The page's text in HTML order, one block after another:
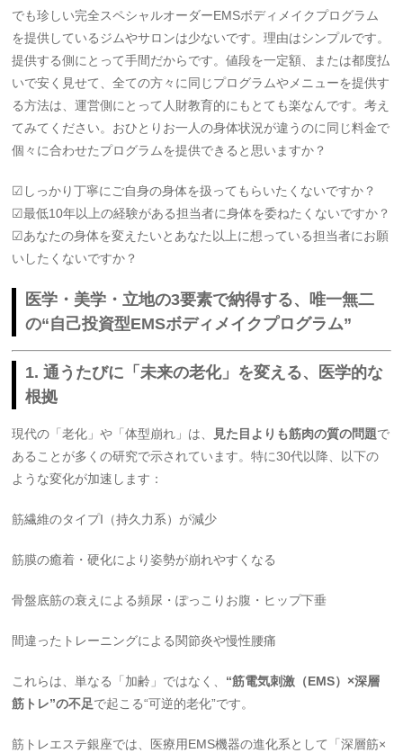
でも珍しい完全スペシャルオーダーEMSボディメイクプログラム
を提供しているジムやサロンは少ないです。理由はシンプルです。
提供する側にとって手間だからです。値段を一定額、または都度払
いで安く見せて、全ての方々に同じプログラムやメニューを提供す
る方法は、運営側にとって人財教育的にもとても楽なんです。考え
てみてください。おひとりお一人の身体状況が違うのに同じ料金で
個々に合わせたプログラムを提供できると思いますか？
☑しっかり丁寧にご自身の身体を扱ってもらいたくないですか？
☑最低10年以上の経験がある担当者に身体を委ねたくないですか？
☑あなたの身体を変えたいとあなた以上に想っている担当者にお願
いしたくないですか？
医学・美学・立地の3要素で納得する、唯一無二
の“自己投資型EMSボディメイクプログラム”
1. 通うたびに「未来の老化」を変える、医学的な
根拠
現代の「老化」や「体型崩れ」は、 見た目よりも筋肉の質の問題で
あることが多くの研究で示されています。特に30代以降、以下の
ような変化が加速します：
筋繊維のタイプI（持久力系）が減少
筋膜の癒着・硬化により姿勢が崩れやすくなる
骨盤底筋の衰えによる頻尿・ぽっこりお腹・ヒップ下垂
間違ったトレーニングによる関節炎や慢性腰痛
これらは、単なる「加齢」ではなく、 “筋電気刺激（EMS）×深層
筋トレ”の不足で起こる“可逆的老化”です。
筋トレエステ銀座では、医療用EMS機器の進化系として「深層筋×